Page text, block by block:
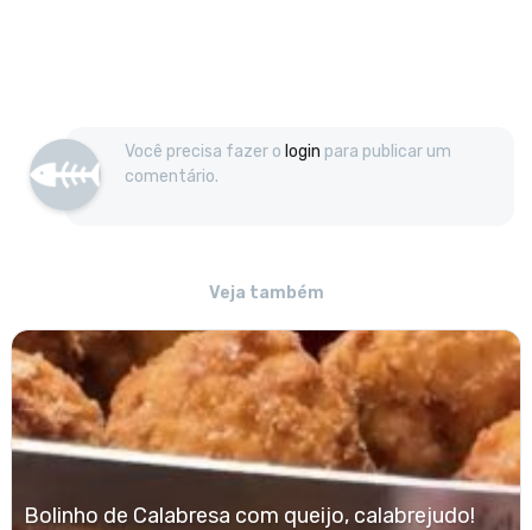
Você precisa fazer o login para publicar um
comentário.
Veja também
Bolinho de Calabresa com queijo, calabrejudo!